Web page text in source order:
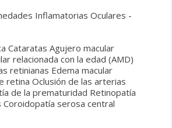
Inflamatorias Oculares -
Cataratas Agujero macular
relacionada con la edad (AMD)
retinianas Edema macular
retina Oclusión de las arterias
de la prematuridad Retinopatía
serosa central